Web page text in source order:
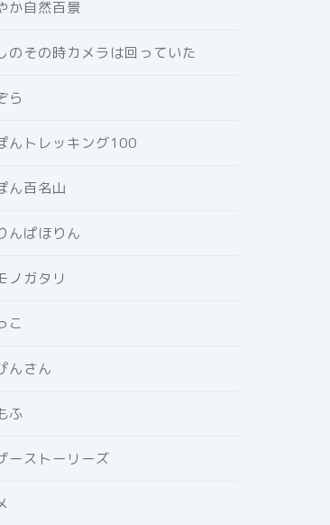
か自然百景
のその時カメラは回っていた
ら
んトレッキング100
ん百名山
んぱほりん
ノガタリ
こ
んさん
ふ
ーストーリーズ